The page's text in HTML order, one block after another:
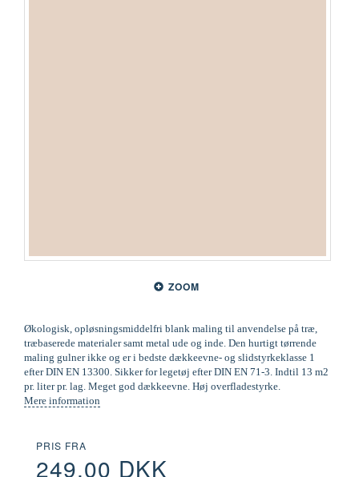
ZOOM
Økologisk, opløsningsmiddelfri blank maling til anvendelse på træ,
træbaserede materialer samt metal ude og inde. Den hurtigt tørrende
maling gulner ikke og er i bedste dækkeevne- og slidstyrkeklasse 1
efter DIN EN 13300. Sikker for legetøj efter DIN EN 71-3. Indtil 13 m2
pr. liter pr. lag. Meget god dækkeevne. Høj overfladestyrke.
Mere information
PRIS FRA
249,00 DKK